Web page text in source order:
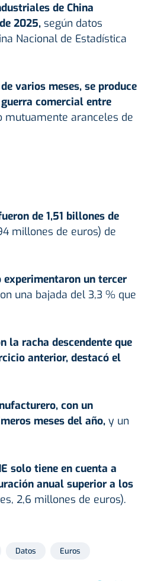
de China
2025,según datos
Nacional de Estadística
varios meses, se produce
comercial entre
mutuamente aranceles de
de 1,51 billones de
millones de euros) de
un tercer
una bajada del 3,3 % que
la racha descendente que
anterior, destacó el
con un
meses del año, y un
solo tiene en cuenta a
anual superior a los
2,6 millones de euros).
Datos Euros